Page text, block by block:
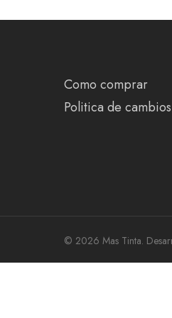
Como comprar
Politica de
© 2026 Mas Tinta.